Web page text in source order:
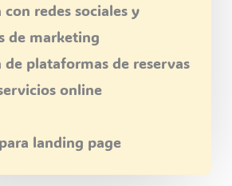
con redes sociales y
de marketing
de plataformas de reservas
online
landing page